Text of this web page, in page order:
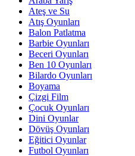
Ateş ve Su
Atış Oyunları
Balon Patlatma
Barbie Oyunları
Beceri Oyunları
Ben 10 Oyunları
Bilardo Oyunları
Boyama
Çizgi Film
Çocuk Oyunları
Dini Oyunlar
Dövüş Oyunları
Eğitici Oyunlar
Futbol Oyunları